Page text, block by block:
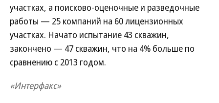
участках, а поисково-оценочные и разведочные
работы — 25 компаний на 60 лицензионных
участках. Начато испытание 43 скважин,
закончено — 47 скважин, что на 4% больше по
сравнению с 2013 годом.
«Интерфакс»